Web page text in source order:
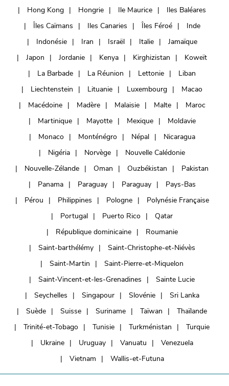
Hong Kong
Hongrie Ile Maurice
Iles Baléares
Îles Caïmans
Iles Canaries Îles Féroé
Inde
Indonésie
Iran Israël Italie
Jamaïque
Japon
Jordanie Kenya Kirghizistan
Koweït
La Barbade
La Réunion Lettonie
Liban
Liechtenstein
Lituanie Luxembourg
Macao
Macédoine
Madère Malaisie Malte
Maroc
Martinique
Mayotte Mexique
Moldavie
Monaco
Monténégro Népal
Nicaragua
Nigéria
Norvège
Nouvelle Calédonie
Nouvelle-Zélande
Oman Ouzbékistan
Pakistan
Panama
Paraguay Paraguay
Pays-Bas
Pérou
Philippines Pologne
Polynésie Française
Portugal
Puerto Rico
Qatar
République dominicaine
Roumanie
Saint-barthélémy
Saint-Christophe-et-Niévès
Saint-Martin
Saint-Pierre-et-Miquelon
Saint-Vincent-et-les-Grenadines
Sainte Lucie
Seychelles
Singapour Slovénie
Sri Lanka
Suède
Suisse Suriname Taïwan
Thaïlande
Trinité-et-Tobago
Tunisie Turkménistan
Turquie
Ukraine
Uruguay Vanuatu
Venezuela
Vietnam
Wallis-et-Futuna